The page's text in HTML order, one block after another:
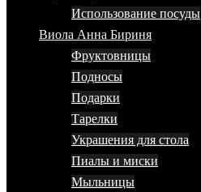
Использование посуды
Виола Анна Бириня
Фруктовницы
Подносы
Подарки
Тарелки
Украшения для стола
Пиалы и миски
Мыльницы